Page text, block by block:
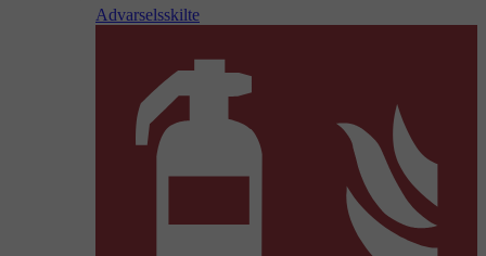
Advarselsskilte